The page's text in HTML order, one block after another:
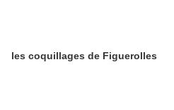
les coquillages de Figuerolles